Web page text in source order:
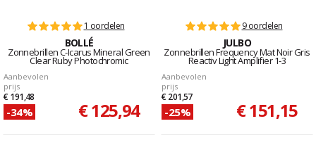
1 oordelen
BOLLÉ
Zonnebrillen C-Icarus Mineral Green
Clear Ruby Photochromic
Aanbevolen
prijs
€ 191,48
-34% € 125,94
9 oordelen
JULBO
Zonnebrillen Frequency Mat Noir Gris
Reactiv Light Amplifier 1-3
Aanbevolen
prijs
€ 201,57
-25% € 151,15